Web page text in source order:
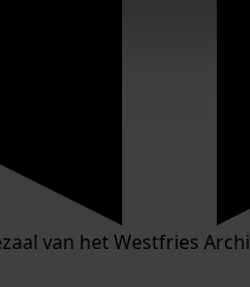
van het Westfries